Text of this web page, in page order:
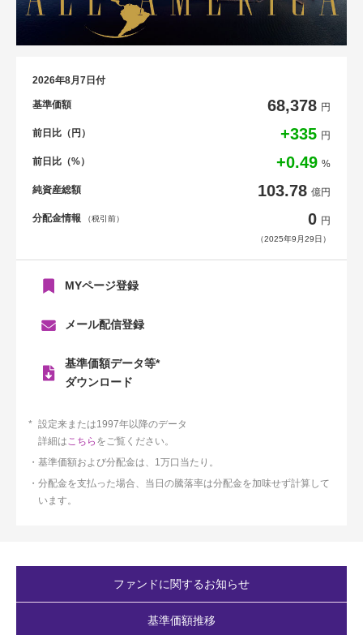
2026年8月7日付
基準価額 68,378 円
前日比（円） +335 円
前日比（%） +0.49 %
純資産総額 103.78 億円
分配金情報 （税引前） 0 円
（2025年9月29日）
MYページ登録
メール配信登録
基準価額データ等*
ダウンロード
設定来または1997年以降のデータ
詳細はこちら をご覧ください。
基準価額および分配金は、1万口当たり。
分配金を支払った場合、当日の騰落率は分配金を加味せず計算して
います。
ファンドに関するお知らせ
基準価額推移